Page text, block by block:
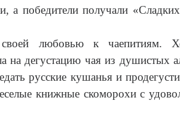
а победители получали
своей любовью к чаепитиям.
на дегустацию чая из душистых
русские кушанья и
книжные скоморохи с